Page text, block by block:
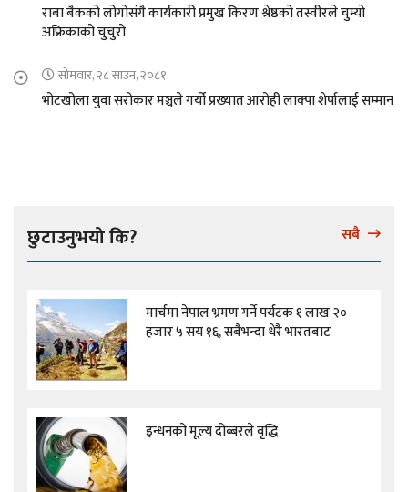
राबा बैकको लोगोसंगै कार्यकारी प्रमुख किरण श्रेष्ठको तस्वीरले चुम्यो
अफ्रिकाको चुचुरो
सोमवार, २८ साउन, २०८१
भोटखोला युवा सरोकार मञ्चले गर्यो प्रख्यात आरोही लाक्पा शेर्पालाई सम्मान
छुटाउनुभयो कि? सबै
मार्चमा नेपाल भ्रमण गर्ने पर्यटक १ लाख २०
हजार ५ सय १६, सबैभन्दा धेरै भारतबाट
इन्धनको मूल्य दोब्बरले वृद्धि